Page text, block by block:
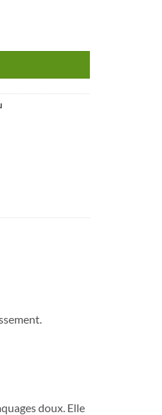
doux. Elle